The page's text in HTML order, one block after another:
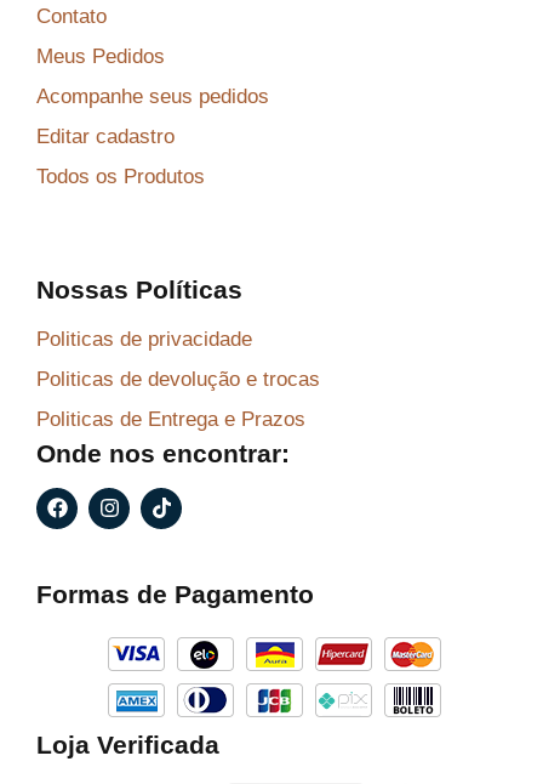
Contato
Meus Pedidos
Acompanhe seus pedidos
Editar cadastro
Todos os Produtos
Nossas Políticas
Politicas de privacidade
Politicas de devolução e trocas
Politicas de Entrega e Prazos
Onde nos encontrar:
F
a
c
o
I
n
s
g
a
m
T
i
k
k
Formas de Pagamento
Loja Verificada